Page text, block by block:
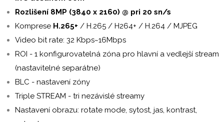
Rozlišení 8MP (3840 x 2160) @ pri 20 sn/s
Komprese H.265+ / H.265 / H264+ / H.264 / MJPEG
Video bit rate: 32 Kbps~16Mbps
ROI - 1 konfigurovatelná zóna pro hlavní a vedlejší stream
(nastavitelné separátne)
BLC - nastavení zóny
Triple STREAM - tri nezávislé streamy
Nastavení obrazu: rotate mode, sytost, jas, kontrast,